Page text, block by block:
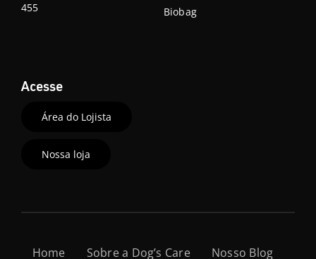
455
Biobag
Acesse
Área do Lojista
Nossa loja
Home Sobre a Dog’s Care Nosso Blog